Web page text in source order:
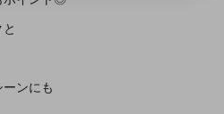
ンにも